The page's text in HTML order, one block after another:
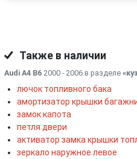
Также в наличии
Audi A4 B6 2000 - 2006 в разделе
лючок топливного бака
амортизатор крышки
замок капота
петля двери
активатор замка крышки
зеркало наружное левое